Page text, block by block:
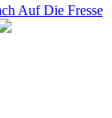
Auf Die Fresse